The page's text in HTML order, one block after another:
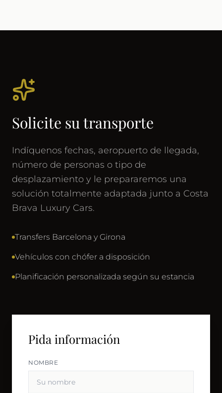
Solicite su transporte
Indíquenos fechas, aeropuerto de llegada,
número de personas o tipo de
desplazamiento y le prepararemos una
solución totalmente adaptada junto a Costa
Brava Luxury Cars.
Transfers Barcelona y Girona
Vehículos con chófer a disposición
Planificación personalizada según su estancia
Pida información
NOMBRE